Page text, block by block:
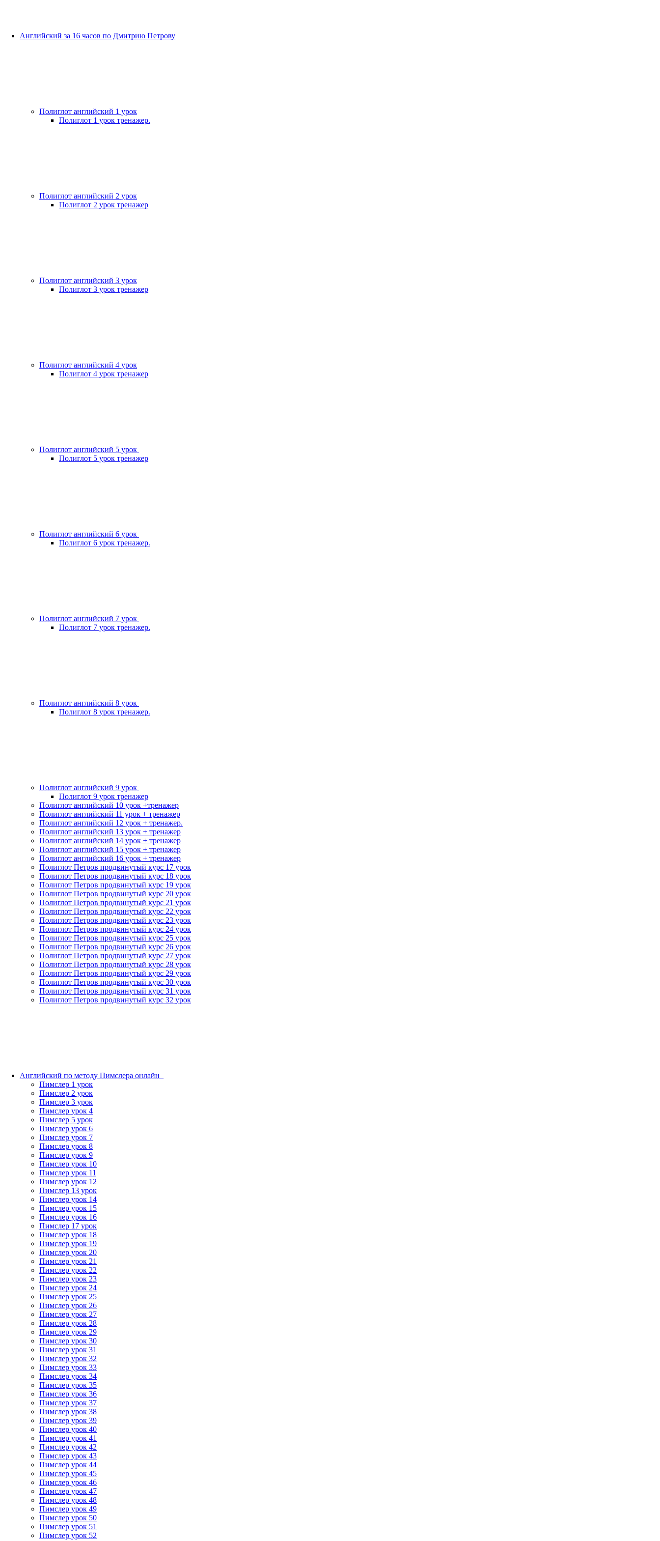
Английский за 16 часов по Дмитрию Петрову
Полиглот английский 1 урок
Полиглот 1 урок тренажер.
Полиглот английский 2 урок
Полиглот 2 урок тренажер
Полиглот английский 3 урок
Полиглот 3 урок тренажер
Полиглот английский 4 урок
Полиглот 4 урок тренажер
Полиглот английский 5 урок
Полиглот 5 урок тренажер
Полиглот английский 6 урок
Полиглот 6 урок тренажер.
Полиглот английский 7 урок
Полиглот 7 урок тренажер.
Полиглот английский 8 урок
Полиглот 8 урок тренажер.
Полиглот английский 9 урок
Полиглот 9 урок тренажер
Полиглот английский 10 урок +тренажер
Полиглот английский 11 урок + тренажер
Полиглот английский 12 урок + тренажер.
Полиглот английский 13 урок + тренажер
Полиглот английский 14 урок + тренажер
Полиглот английский 15 урок + тренажер
Полиглот английский 16 урок + тренажер
Полиглот Петров продвинутый курс 17 урок
Полиглот Петров продвинутый курс 18 урок
Полиглот Петров продвинутый курс 19 урок
Полиглот Петров продвинутый курс 20 урок
Полиглот Петров продвинутый курс 21 урок
Полиглот Петров продвинутый курс 22 урок
Полиглот Петров продвинутый курс 23 урок
Полиглот Петров продвинутый курс 24 урок
Полиглот Петров продвинутый курс 25 урок
Полиглот Петров продвинутый курс 26 урок
Полиглот Петров продвинутый курс 27 урок
Полиглот Петров продвинутый курс 28 урок
Полиглот Петров продвинутый курс 29 урок
Полиглот Петров продвинутый курс 30 урок
Полиглот Петров продвинутый курс 31 урок
Полиглот Петров продвинутый курс 32 урок
Английский по методу Пимслера онлайн_
Пимслер 1 урок
Пимслер 2 урок
Пимслер 3 урок
Пимслер урок 4
Пимслер 5 урок
Пимслер урок 6
Пимслер урок 7
Пимслер урок 8
Пимслер урок 9
Пимслер урок 10
Пимслер урок 11
Пимслер урок 12
Пимслер 13 урок
Пимслер урок 14
Пимслер урок 15
Пимслер урок 16
Пимслер 17 урок
Пимслер урок 18
Пимслер урок 19
Пимслер урок 20
Пимслер урок 21
Пимслер урок 22
Пимслер урок 23
Пимслер урок 24
Пимслер урок 25
Пимслер урок 26
Пимслер урок 27
Пимслер урок 28
Пимслер урок 29
Пимслер урок 30
Пимслер урок 31
Пимслер урок 32
Пимслер урок 33
Пимслер урок 34
Пимслер урок 35
Пимслер урок 36
Пимслер урок 37
Пимслер урок 38
Пимслер урок 39
Пимслер урок 40
Пимслер урок 41
Пимслер урок 42
Пимслер урок 43
Пимслер урок 44
Пимслер урок 45
Пимслер урок 46
Пимслер урок 47
Пимслер урок 48
Пимслер урок 49
Пимслер урок 50
Пимслер урок 51
Пимслер урок 52